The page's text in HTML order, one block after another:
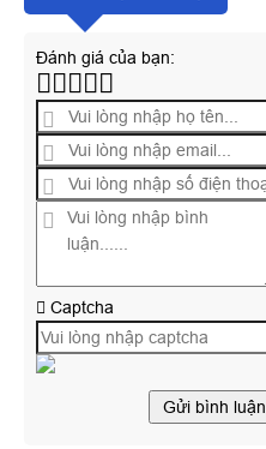
Đánh giá của bạn:
Captcha
Gửi bình luận